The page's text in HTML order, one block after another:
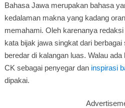
Bahasa Jawa merupakan bahasa
kedalaman makna yang kadang
memahami. Oleh karenanya
kata bijak jawa singkat dari
beredar di kalangan luas. Walau
CK sebagai penyegar dan inspirasi
dipakai.